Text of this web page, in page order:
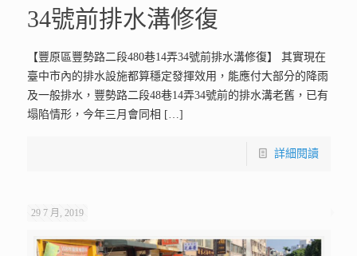
34號前排水溝修復
【豐原區豐勢路二段480巷14弄34號前排水溝修復】 其實現在
臺中市內的排水設施都算穩定發揮效用，能應付大部分的降雨
及一般排水，豐勢路二段48巷14弄34號前的排水溝老舊，已有
塌陷情形，今年三月會同相 […]
詳細閱讀
29 7 月, 2019